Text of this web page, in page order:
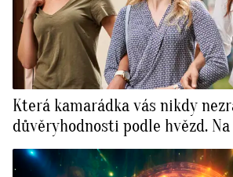
Která kamarádka vás nikdy
důvěryhodnosti podle hvězd.